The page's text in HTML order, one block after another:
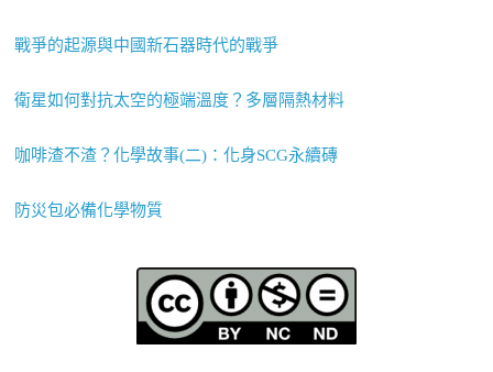
戰爭的起源與中國新石器時代的戰爭
衛星如何對抗太空的極端溫度？多層隔熱材料
咖啡渣不渣？化學故事(二)：化身SCG永續磚
防災包必備化學物質